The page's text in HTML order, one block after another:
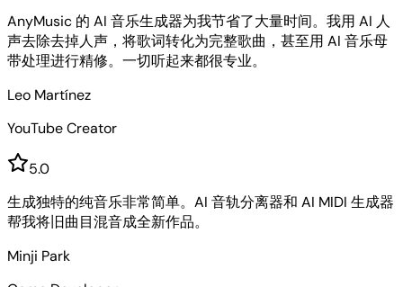
AnyMusic 的 AI 音乐生成器为我节省了大量时间。我用 AI 人
声去除去掉人声，将歌词转化为完整歌曲，甚至用 AI 音乐母
带处理进行精修。一切听起来都很专业。
Leo Martínez
YouTube Creator
5.0
生成独特的纯音乐非常简单。AI 音轨分离器和 AI MIDI 生成器
帮我将旧曲目混音成全新作品。
Minji Park